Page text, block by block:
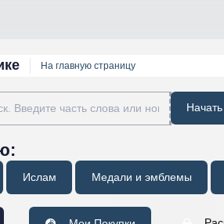
На главную страницу
Ислам Медали и эмблемы